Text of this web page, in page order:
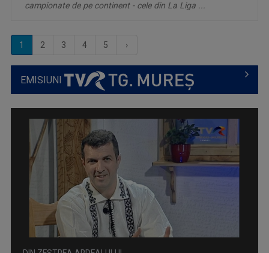
campionate de pe continent - cele din La Liga ...
1 2 3 4 5 ›
EMISIUNI